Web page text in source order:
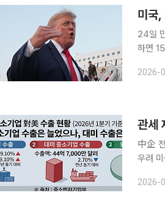
24일
하면
2026-
관세
中企
우려 미국의 10% 글로벌 관세 종료가 임박했지만 대미 수출 중소기업의 불확실성은 이어지고 있다.
어서다
2026-